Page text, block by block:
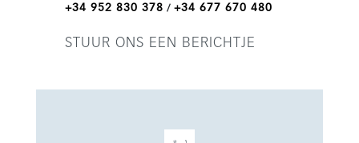
+34 952 830 378 / +34 677 670 480
STUUR ONS EEN BERICHTJE